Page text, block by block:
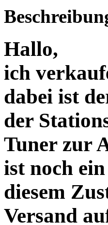
Hallo,
ich
dabei ist
der
Tuner zur
ist noch
diesem
Versand